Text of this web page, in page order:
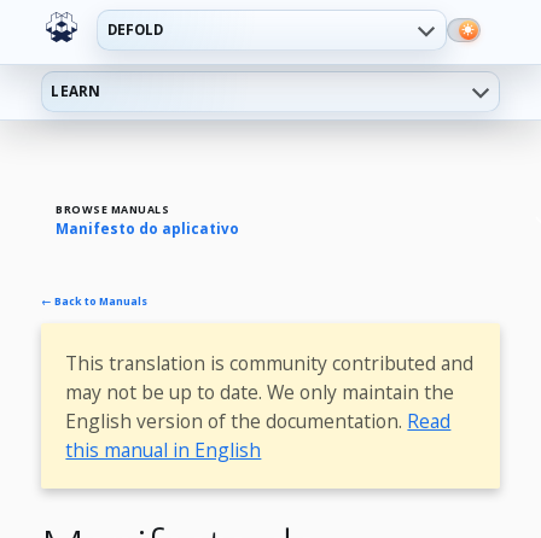
DEFOLD
LEARN
BROWSE MANUALS
Manifesto do aplicativo
← Back to Manuals
This translation is community contributed and
may not be up to date. We only maintain the
English version of the documentation. Read
this manual in English